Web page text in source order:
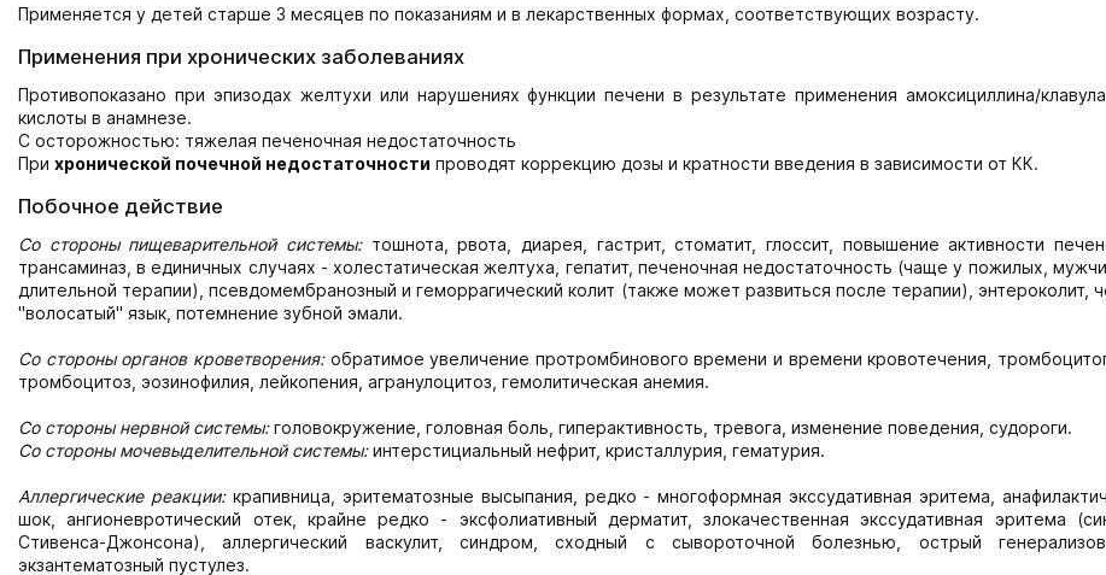
Применяется у детей старше 3 месяцев по показаниям и в лекарственных формах, соответствующих возрасту.
Применения при хронических заболеваниях
Противопоказано при эпизодах желтухи или нарушениях функции печени в результате применения амоксициллина/
кислоты в анамнезе.
С осторожностью: тяжелая печеночная недостаточность
При хронической почечной недостаточности проводят коррекцию дозы и кратности введения в зависимости от КК.
Побочное действие
Со стороны пищеварительной системы:тошнота, рвота, диарея, гастрит, стоматит, глоссит, повышение активности
трансаминаз, в единичных случаях - холестатическая желтуха, гепатит, печеночная недостаточность (чаще у пожилых,
длительной терапии), псевдомембранозный и геморрагический колит (также может развиться после терапии), энтероколит,
"волосатый" язык, потемнение зубной эмали.
Со стороны органов кроветворения:обратимое увеличение протромбинового времени и времени кровотечения,
тромбоцитоз, эозинофилия, лейкопения, агранулоцитоз, гемолитическая анемия.
Со стороны нервной системы:головокружение, головная боль, гиперактивность, тревога, изменение поведения, судороги.
Со стороны мочевыделительной системы:интерстициальный нефрит, кристаллурия, гематурия.
Аллергические реакции:крапивница, эритематозные высыпания, редко - многоформная экссудативная эритема,
шок, ангионевротический отек, крайне редко - эксфолиативный дерматит, злокачественная экссудативная эритема
Стивенса-Джонсона), аллергический васкулит, синдром, сходный с сывороточной болезнью, острый
экзантематозный пустулез.